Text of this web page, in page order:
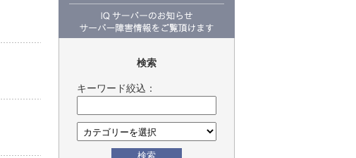
検索
キーワード絞込：
検索